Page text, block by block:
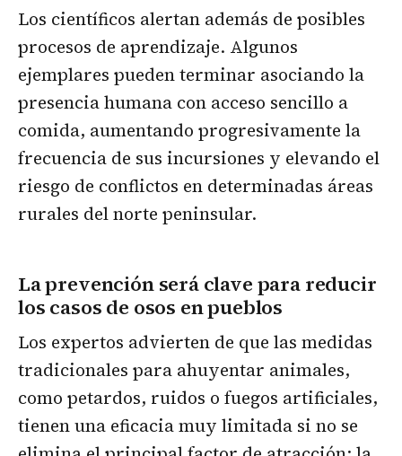
Los científicos alertan además de posibles
procesos de aprendizaje. Algunos
ejemplares pueden terminar asociando la
presencia humana con acceso sencillo a
comida, aumentando progresivamente la
frecuencia de sus incursiones y elevando el
riesgo de conflictos en determinadas áreas
rurales del norte peninsular.
La prevención será clave para reducir
los casos de osos en pueblos
Los expertos advierten de que las medidas
tradicionales para ahuyentar animales,
como petardos, ruidos o fuegos artificiales,
tienen una eficacia muy limitada si no se